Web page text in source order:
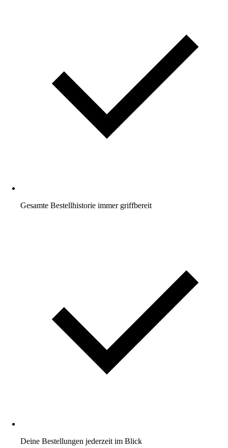
Gesamte Bestellhistorie immer griffbereit
Deine Bestellungen jederzeit im Blick